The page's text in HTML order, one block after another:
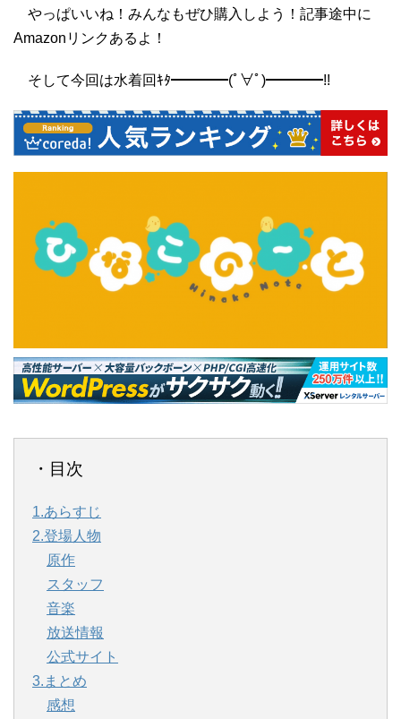
やっぱいいね！みんなもぜひ購入しよう！記事途中に
Amazonリンクあるよ！
そして今回は水着回ｷﾀ━━━━(ﾟ∀ﾟ)━━━━!!
・目次
1.あらすじ
2.登場人物
原作
スタッフ
音楽
放送情報
公式サイト
3.まとめ
感想